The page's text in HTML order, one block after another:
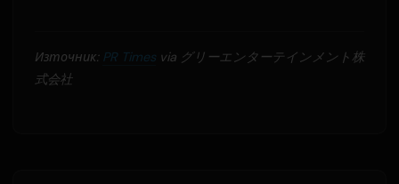
Източник: PR Timesvia グリーエンターテインメント株
式会社